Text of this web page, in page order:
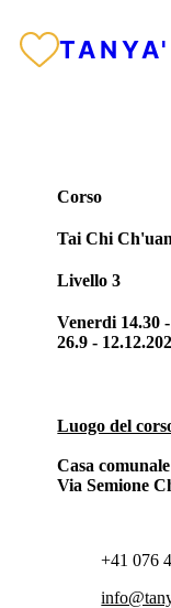
Corso
Tai Chi
Livello 3
Venerdi 14.30
26.9 -
Luogo del
Casa
Via Semione
+41 076